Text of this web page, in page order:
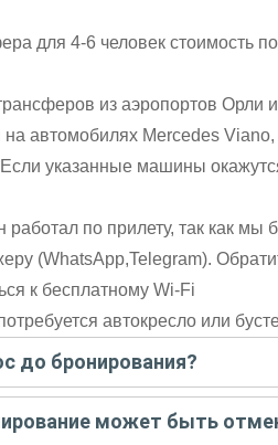
для 4-6 человек стоимость
из аэропортов Орли
автомобилях Mercedes
указанные машины
по прилету, так как мы
(WhatsApp,Telegram).
к бесплатному Wi-Fi
автокресло или
до бронирования?
«Задать вопрос» и написать
вопрос. может быть